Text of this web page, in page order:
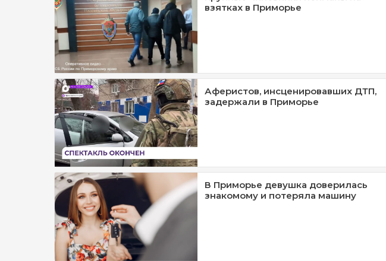
взятках в Приморье
Аферистов, инсценировавших ДТП,
задержали в Приморье
В Приморье девушка доверилась
знакомому и потеряла машину